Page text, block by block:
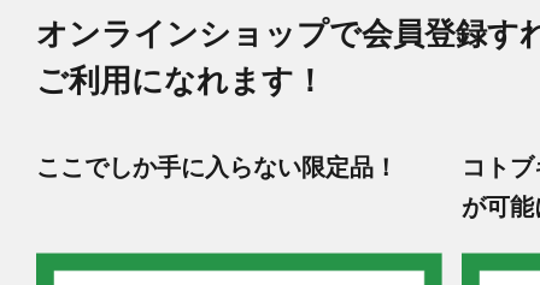
オンラインショップで会員登録す
ご利用になれます！
ここでしか手に入らない限定品！
コト
が可能